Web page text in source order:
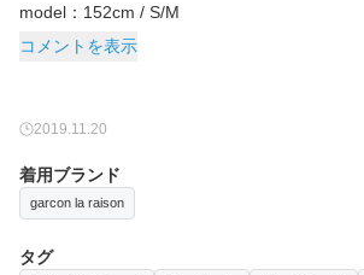
model：152cm / S/M
コメントを表示
2019.11.20
着用ブランド
garcon la raison
タグ